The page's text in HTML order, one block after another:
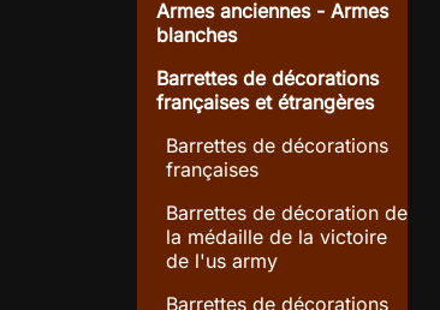
Armes anciennes - Armes
blanches
Barrettes de décorations
françaises et étrangères
Barrettes de décorations
françaises
Barrettes de décoration de
la médaille de la victoire
de l'us army
Barrettes de décorations